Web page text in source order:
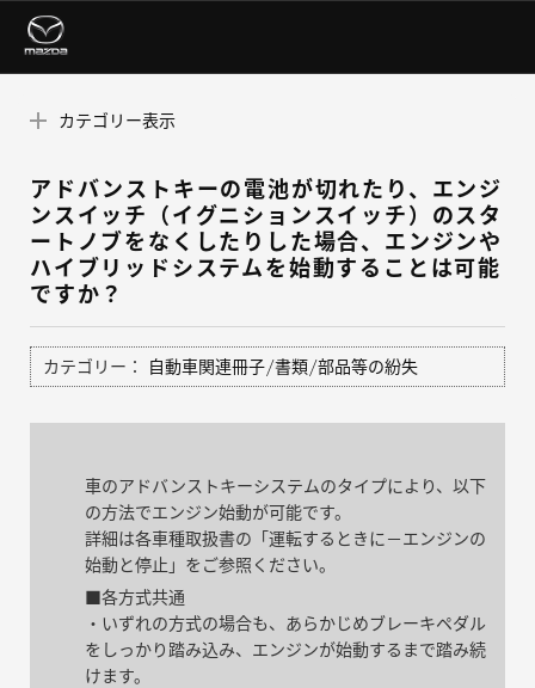
カテゴリー表示
アドバンストキーの電池が切れたり、エンジ
ンスイッチ（イグニションスイッチ）のスタ
ートノブをなくしたりした場合、エンジンや
ハイブリッドシステムを始動することは可能
ですか？
カテゴリー： 自動車関連冊子/書類/部品等の紛失
車のアドバンストキーシステムのタイプにより、以下
の方法でエンジン始動が可能です。
詳細は各車種取扱書の「運転するときに－エンジンの
始動と停止」をご参照ください。
■各方式共通
・いずれの方式の場合も、あらかじめブレーキペダル
をしっかり踏み込み、エンジンが始動するまで踏み続
けます。